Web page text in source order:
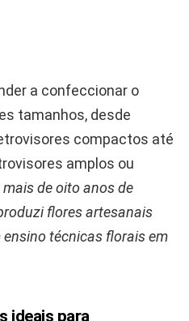
a confeccionar o
tamanhos, desde
compactos até
amplos ou
mais de oito anos de
flores artesanais
técnicas florais em
ideais para